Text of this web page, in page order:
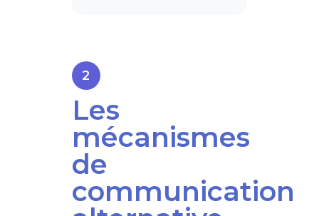
Les
mécanismes
de
communication